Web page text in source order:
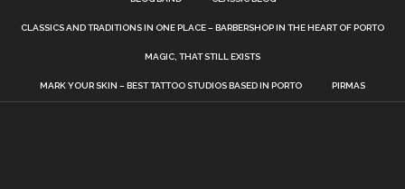
CLASSICS AND TRADITIONS IN ONE PLACE – BARBERSHOP IN THE HEART OF PORTO
MAGIC, THAT STILL EXISTS
MARK YOUR SKIN – BEST TATTOO STUDIOS BASED IN PORTO PIRMAS